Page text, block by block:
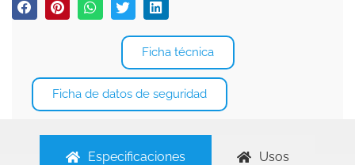
Ficha técnica
Ficha de datos de seguridad
Especificaciones Usos